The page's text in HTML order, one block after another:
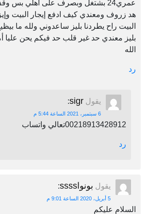
عمري24 بشتغل وبصرف على اهلي
هد زروف ومعندي كيف ادفع إيجار البيت
البيت راح يطردنا بليز ساعدوني ولله ما
بليز معندي حد غير قلب حد فيكم يحن عليا
الله
رد
يقول sigr
:
6 سبتمبر، 2021 الساعة 5:44 م
00218913428912تعالي واتساب
رد
يقول بونواssss :
5 أبريل، 2020 الساعة 9:01 م
السلام عليكم